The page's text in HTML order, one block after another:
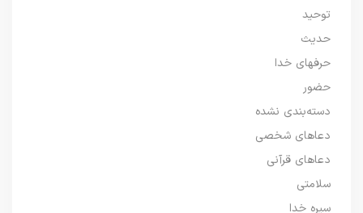
توحید
حدیث
حرفهای خدا
حضور
دسته‌بندی نشده
دعاهای شخصی
دعاهای قرآنی
سلامتی
سیره خدا